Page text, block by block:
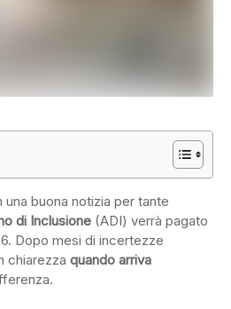
buona notizia per tante
di Inclusione (ADI) verrà pagato
Dopo mesi di incertezze
chiarezza quando arriva